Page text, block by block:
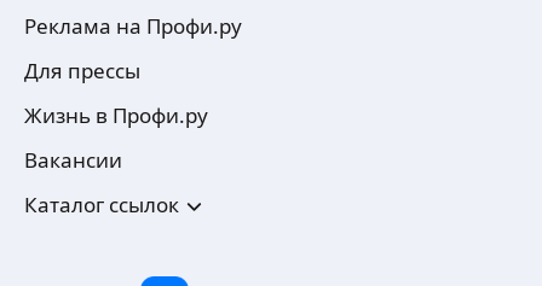
Реклама на Профи.ру
Для прессы
Жизнь в Профи.ру
Вакансии
Каталог ссылок